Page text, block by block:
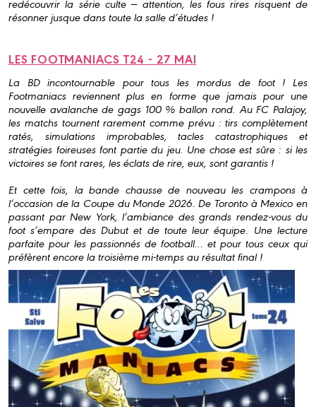
redécouvrir la série culte — attention, les fous rires risquent de
résonner jusque dans toute la salle d’études !
LES FOOTMANIACS T24 - 27 MAI
La BD incontournable pour tous les mordus de foot ! Les
Footmaniacs reviennent plus en forme que jamais pour une
nouvelle avalanche de gags 100 % ballon rond. Au FC Palajoy,
les matchs tournent rarement comme prévu : tirs complètement
ratés, simulations improbables, tacles catastrophiques et
stratégies foireuses font partie du jeu. Une chose est sûre : si les
victoires se font rares, les éclats de rire, eux, sont garantis !
Et cette fois, la bande chausse de nouveau les crampons à
l’occasion de la Coupe du Monde 2026. De Toronto à Mexico en
passant par New York, l’ambiance des grands rendez-vous du
foot s’empare des Dubut et de toute leur équipe. Une lecture
parfaite pour les passionnés de football… et pour tous ceux qui
préfèrent encore la troisième mi-temps au résultat final !